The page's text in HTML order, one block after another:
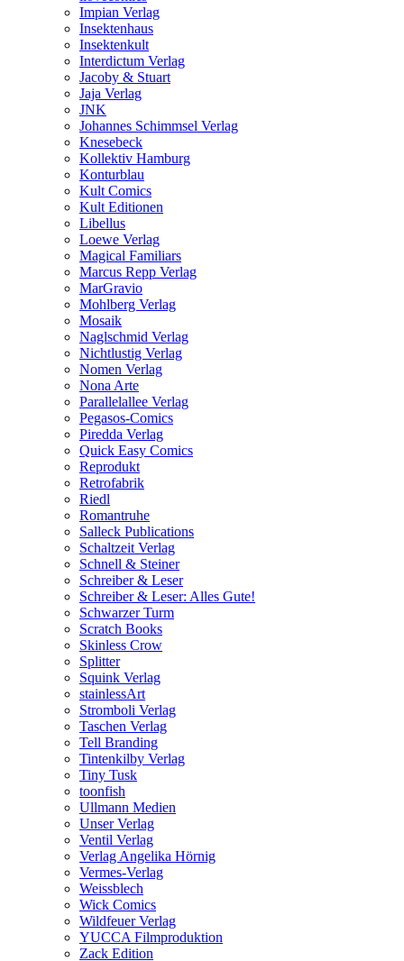
Impian Verlag
Insektenhaus
Insektenkult
Interdictum Verlag
Jacoby & Stuart
Jaja Verlag
JNK
Johannes Schimmsel Verlag
Knesebeck
Kollektiv Hamburg
Konturblau
Kult Comics
Kult Editionen
Libellus
Loewe Verlag
Magical Familiars
Marcus Repp Verlag
MarGravio
Mohlberg Verlag
Mosaik
Naglschmid Verlag
Nichtlustig Verlag
Nomen Verlag
Nona Arte
Parallelallee Verlag
Pegasos-Comics
Piredda Verlag
Quick Easy Comics
Reprodukt
Retrofabrik
Riedl
Romantruhe
Salleck Publications
Schaltzeit Verlag
Schnell & Steiner
Schreiber & Leser
Schreiber & Leser: Alles Gute!
Schwarzer Turm
Scratch Books
Skinless Crow
Splitter
Squink Verlag
stainlessArt
Stromboli Verlag
Taschen Verlag
Tell Branding
Tintenkilby Verlag
Tiny Tusk
toonfish
Ullmann Medien
Unser Verlag
Ventil Verlag
Verlag Angelika Hörnig
Vermes-Verlag
Weissblech
Wick Comics
Wildfeuer Verlag
YUCCA Filmproduktion
Zack Edition